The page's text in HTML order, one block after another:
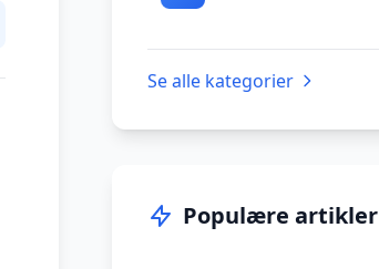
Se alle kategorier
Populære artikler